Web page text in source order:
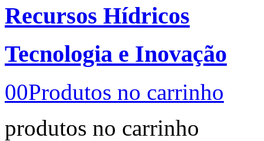
Recursos Hídricos
Tecnologia e Inovação
00Produtos no carrinho
produtos no carrinho